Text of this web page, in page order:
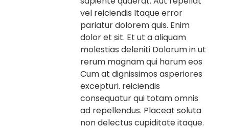
vel reiciendis Itaque error
pariatur dolorem quis. Enim
dolor et sit. Et ut a aliquam
molestias deleniti Dolorum in ut
rerum magnam qui harum eos
Cum at dignissimos asperiores
excepturi. reiciendis
consequatur qui totam omnis
ad repellendus. Placeat soluta
non delectus cupiditate itaque.